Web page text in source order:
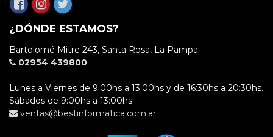
¿DÓNDE ESTAMOS?
Bartolomé Mitre 243, Santa Rosa, La Pampa
02954 439800
Lunes a Viernes de 9:00hs a 13:00hs y de 16:30hs a 20:30hs.
Sábados de 9:00hs a 13:00hs
ventas@bestinformatica.com.ar